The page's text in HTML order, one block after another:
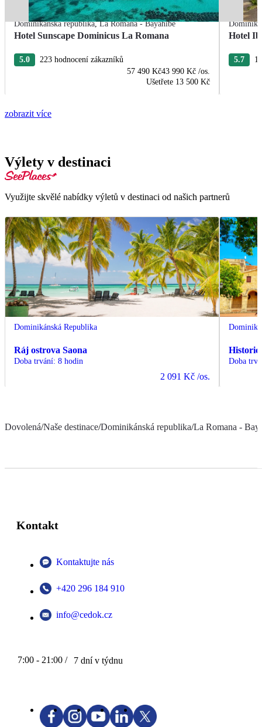
Dominikánská republika,La Romana - Bayahibe
Hotel Sunscape Dominicus La Romana
5.0
223 hodnocení zákazníků
57 490 Kč43 990 Kč /os.
Ušetřete 13 500 Kč
Hotel
5.7
zobrazit více
Výlety v destinaci
Využijte skvělé nabídky výletů v destinaci od našich partnerů
Dominikánská Republika
Ráj ostrova Saona
Doba trvání: 8 hodin
2 091 Kč /os.
Doba
Dovolená/Naše destinace/Dominikánská republika/La Romana -
Kontakt
Kontaktujte nás
+420 296 184 910
info@cedok.cz
7:00 - 21:00 / 7 dní v týdnu